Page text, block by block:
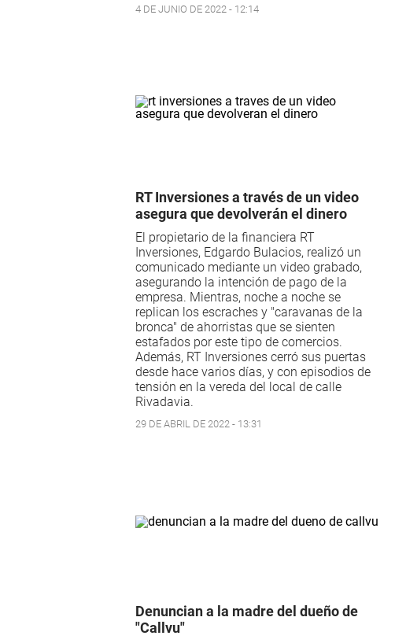
4 DE JUNIO DE 2022 - 12:14
RT Inversiones a través de un video
asegura que devolverán el dinero
El propietario de la financiera RT
Inversiones, Edgardo Bulacios, realizó un
comunicado mediante un video grabado,
asegurando la intención de pago de la
empresa. Mientras, noche a noche se
replican los escraches y "caravanas de la
bronca" de ahorristas que se sienten
estafados por este tipo de comercios.
Además, RT Inversiones cerró sus puertas
desde hace varios días, y con episodios de
tensión en la vereda del local de calle
Rivadavia.
29 DE ABRIL DE 2022 - 13:31
Denuncian a la madre del dueño de
"Callvu"